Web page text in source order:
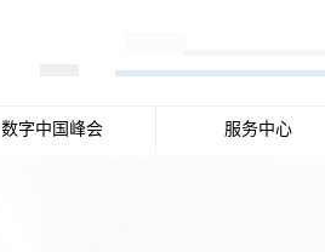
数字中国峰会 服务中心